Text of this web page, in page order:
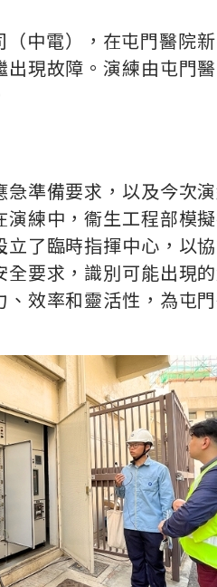
中電），在屯門醫院
現故障。演練由屯門
準備要求，以及今次
練中，衞生工程部模
了臨時指揮中心，以
要求，識別可能出現
效率和靈活性，為屯